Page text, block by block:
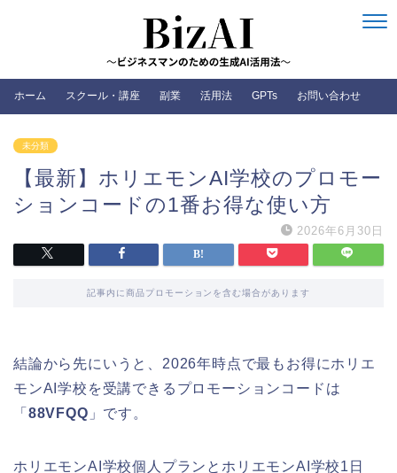
ホーム スクール・講座 副業 活用法 GPTs お問い合わせ
未分類
【最新】ホリエモンAI学校のプロモー
ションコードの1番お得な使い方
2026年6月30日
記事内に商品プロモーションを含む場合があります
結論から先にいうと、2026年時点で最もお得にホリエ
モンAI学校を受講できるプロモーションコードは
「 88VFQQ 」です。
ホリエモンAI 学校個人プランと ホリエモンAI 学校1日